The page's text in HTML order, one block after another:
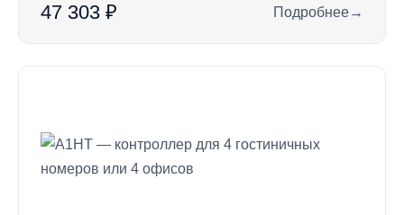
47 303 ₽ Подробнее
: A1H —
→